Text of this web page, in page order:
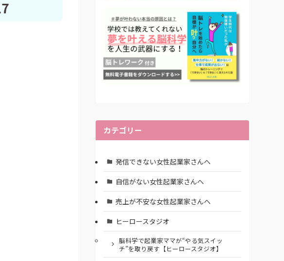
カテゴリー
発信できない女性起業家さんへ
自信がない女性起業家さんへ
売上が不安な女性起業家さんへ
ヒーロースタジオ
脳科学で起業家ママが“やる気スイッ
チ”を取り戻す【ヒーロースタジオ】